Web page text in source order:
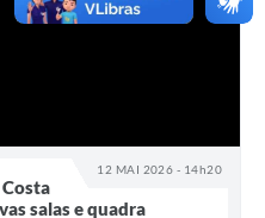
12 MAI 2026 - 14h20
salas e quadra